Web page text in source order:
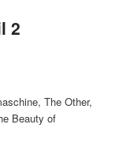
2
The Other,
Beauty of